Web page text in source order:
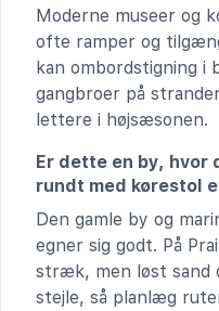
Moderne museer og
ofte ramper og
kan ombordstigning i
gangbroer på
lettere i højsæsonen.
Er dette en by, hvor
rundt med kørestol
Den gamle by og
egner sig godt. På
stræk, men løst sand
stejle, så planlæg